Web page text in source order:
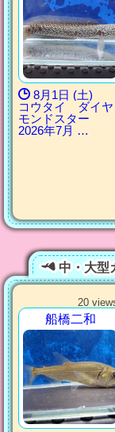
8月1日 (土)
コウタイ ダイヤ
モンドスター
2026年7月 …
中・大型
20
船橋二和